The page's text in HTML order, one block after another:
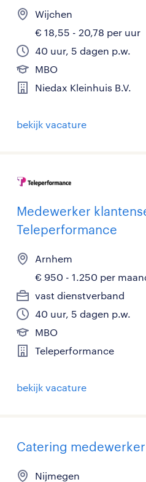
Wijchen
€ 18,55 - 20,78 per uur
40 uur, 5 dagen p.w.
MBO
Niedax Kleinhuis B.V.
bekijk vacature
Medewerker
Teleperformance
Arnhem
€ 950 - 1.250 per
vast dienstverband
40 uur, 5 dagen p.w.
MBO
Teleperformance
bekijk vacature
Catering
Nijmegen